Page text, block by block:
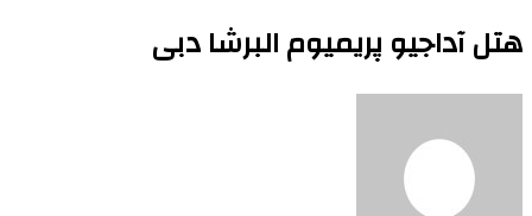
هتل آداجیو پریمیوم البرشا دبی